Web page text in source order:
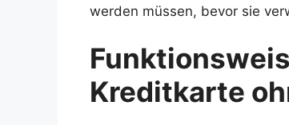
werden müssen, bevor sie
Kreditkarte